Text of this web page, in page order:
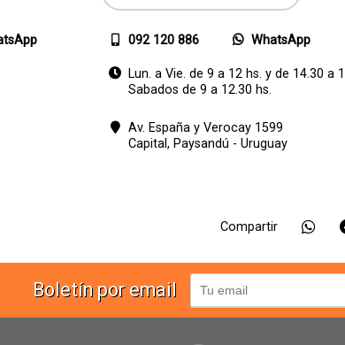
092 120 886 WhatsApp
Lun. a Vie. de 9 a 12 hs. y de 14.30 a
Sabados de 9 a 12.30 hs.
Av. España y Verocay 1599
Capital, Paysandú - Uruguay
Compartir
Boletín por email